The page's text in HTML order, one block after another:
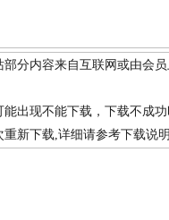
分内容来自互联网或由会
出现不能下载，下载不成
新下载,详细请参考下载说